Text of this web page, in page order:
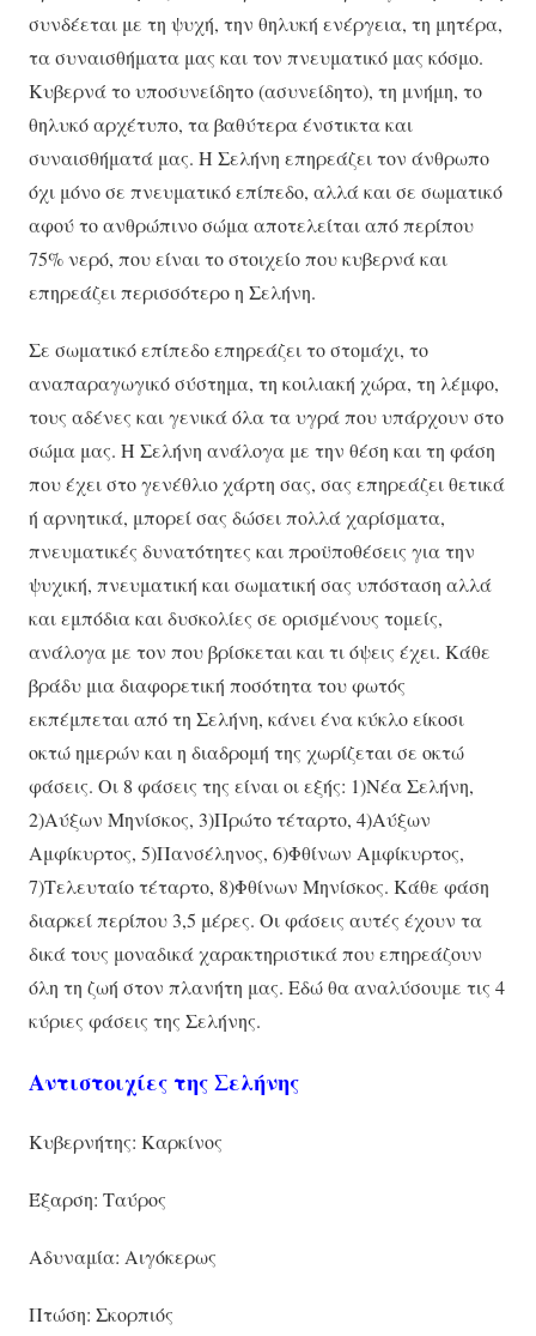
συνδέεται με τη ψυχή, την θηλυκή ενέργεια, τη μητέρα,
τα συναισθήματα μας και τον πνευματικό μας κόσμο.
Κυβερνά το υποσυνείδητο (ασυνείδητο), τη μνήμη, το
θηλυκό αρχέτυπο, τα βαθύτερα ένστικτα και
συναισθήματά μας. Η Σελήνη επηρεάζει τον άνθρωπο
όχι μόνο σε πνευματικό επίπεδο, αλλά και σε σωματικό
αφού το ανθρώπινο σώμα αποτελείται από περίπου
75% νερό, που είναι το στοιχείο που κυβερνά και
επηρεάζει περισσότερο η Σελήνη.
Σε σωματικό επίπεδο επηρεάζει το στομάχι, το
αναπαραγωγικό σύστημα, τη κοιλιακή χώρα, τη λέμφο,
τους αδένες και γενικά όλα τα υγρά που υπάρχουν στο
σώμα μας. Η Σελήνη ανάλογα με την θέση και τη φάση
που έχει στο γενέθλιο χάρτη σας, σας επηρεάζει θετικά
ή αρνητικά, μπορεί σας δώσει πολλά χαρίσματα,
πνευματικές δυνατότητες και προϋποθέσεις για την
ψυχική, πνευματική και σωματική σας υπόσταση αλλά
και εμπόδια και δυσκολίες σε ορισμένους τομείς,
ανάλογα με τον που βρίσκεται και τι όψεις έχει. Κάθε
βράδυ μια διαφορετική ποσότητα του φωτός
εκπέμπεται από τη Σελήνη, κάνει ένα κύκλο είκοσι
οκτώ ημερών και η διαδρομή της χωρίζεται σε οκτώ
φάσεις. Οι 8 φάσεις της είναι οι εξής: 1)Νέα Σελήνη,
2)Αύξων Μηνίσκος, 3)Πρώτο τέταρτο, 4)Αύξων
Αμφίκυρτος, 5)Πανσέληνος, 6)Φθίνων Αμφίκυρτος,
7)Τελευταίο τέταρτο, 8)Φθίνων Μηνίσκος. Κάθε φάση
διαρκεί περίπου 3,5 μέρες. Οι φάσεις αυτές έχουν τα
δικά τους μοναδικά χαρακτηριστικά που επηρεάζουν
όλη τη ζωή στον πλανήτη μας. Εδώ θα αναλύσουμε τις 4
κύριες φάσεις της Σελήνης.
Αντιστοιχίες της Σελήνης
Κυβερνήτης: Καρκίνος
Έξαρση: Ταύρος
Αδυναμία: Αιγόκερως
Πτώση: Σκορπιός